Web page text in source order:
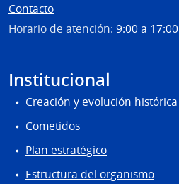
Contacto
Horario de atención: 9:00 a 17:00
Institucional
Creación y evolución histórica
Cometidos
Plan estratégico
Estructura del organismo